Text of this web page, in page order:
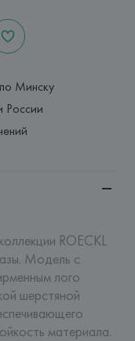
Минску
России
ROECKL
Модель с
лого
шерстяной
материала.